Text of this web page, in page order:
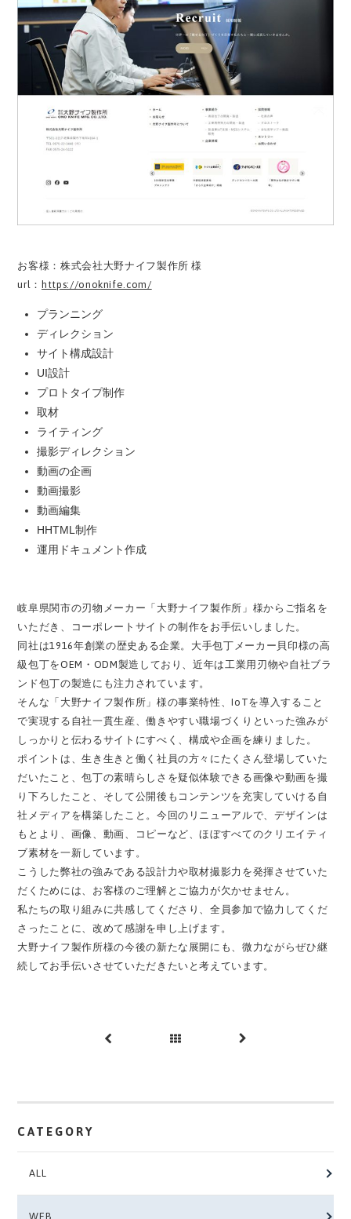
お客様：株式会社大野ナイフ製作所 様
url： https://onoknife.com/
プランニング
ディレクション
サイト構成設計
UI設計
プロトタイプ制作
取材
ライティング
撮影ディレクション
動画の企画
動画撮影
動画編集
HHTML制作
運用ドキュメント作成
岐阜県関市の刃物メーカー「大野ナイフ製作所」様からご指名を
いただき、コーポレートサイトの制作をお手伝いしました。
同社は1916年創業の歴史ある企業。大手包丁メーカー貝印様の高
級包丁をOEM・ODM製造しており、近年は工業用刃物や自社ブラ
ンド包丁の製造にも注力されています。
そんな「大野ナイフ製作所」様の事業特性、IoTを導入すること
で実現する自社一貫生産、働きやすい職場づくりといった強みが
しっかりと伝わるサイトにすべく、構成や企画を練りました。
ポイントは、生き生きと働く社員の方々にたくさん登場していた
だいたこと、包丁の素晴らしさを疑似体験できる画像や動画を撮
り下ろしたこと、そして公開後もコンテンツを充実していける自
社メディアを構築したこと。今回のリニューアルで、デザインは
もとより、画像、動画、コピーなど、ほぼすべてのクリエイティ
ブ素材を一新しています。
こうした弊社の強みである設計力や取材撮影力を発揮させていた
だくためには、お客様のご理解とご協力が欠かせません。
私たちの取り組みに共感してくださり、全員参加で協力してくだ
さったことに、改めて感謝を申し上げます。
大野ナイフ製作所様の今後の新たな展開にも、微力ながらぜひ継
続してお手伝いさせていただきたいと考えています。
CATEGORY
ALL
WEB